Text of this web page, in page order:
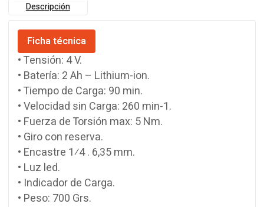
Descripción
Ficha técnica
• Tensión: 4 V.
• Batería: 2 Ah – Lithium-ion.
• Tiempo de Carga: 90 min.
• Velocidad sin Carga: 260 min-1.
• Fuerza de Torsión max: 5 Nm.
• Giro con reserva.
• Encastre 1⁄4 . 6,35 mm.
• Luz led.
• Indicador de Carga.
• Peso: 700 Grs.